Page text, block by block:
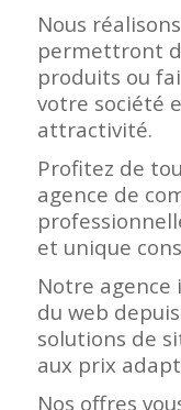
Nous
permettront
produits ou
votre société
attractivité.
Profitez de
agence de
et unique
Notre
du web
solutions de
aux prix
Nos offres